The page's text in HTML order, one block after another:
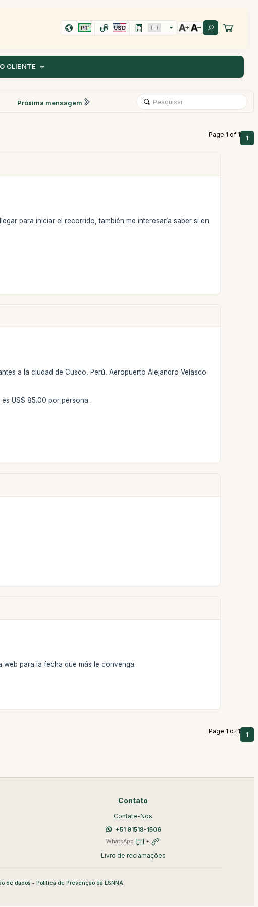
PT USD
CLIENTE
Próxima mensagem
Page 1 of 1 1
para iniciar el recorrido, también me interesaría saber si en
a la ciudad de Cusco, Perú, Aeropuerto Alejandro Velasco
US$ 85.00 por persona.
web para la fecha que más le convenga.
Page 1 of 1 1
Contato
Contate-Nos
+51 91518-1506
WhatsApp +
Livro de reclamações
de dados• Política de Prevenção da ESNNA